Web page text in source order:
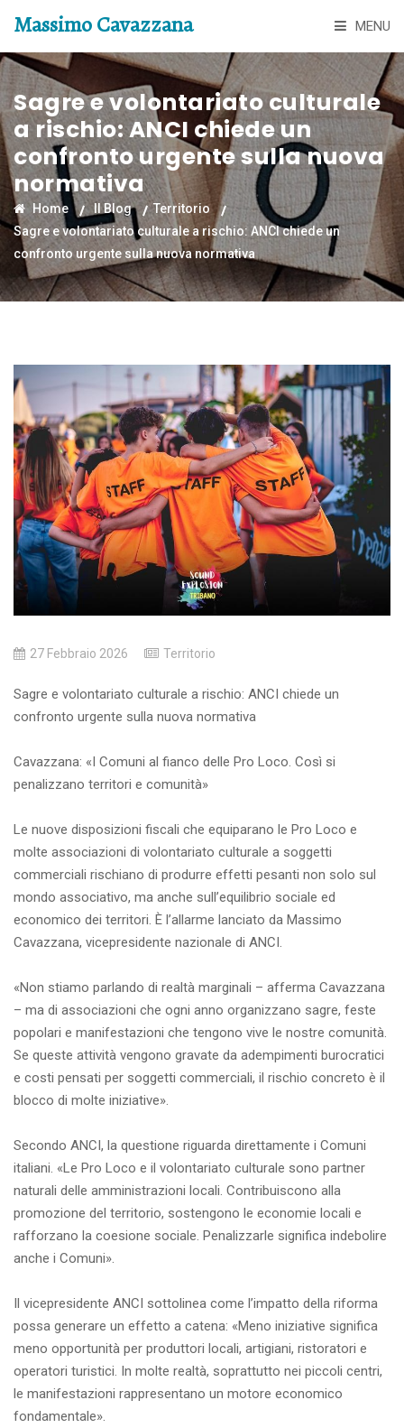
Massimo Cavazzana MENU
Sagre e volontariato culturale
a rischio: ANCI chiede un
confronto urgente sulla nuova
normativa
Home Il Blog
Territorio
Sagre e volontariato culturale a rischio: ANCI chiede un
confronto urgente sulla nuova normativa
27 Febbraio 2026 Territorio
Sagre e volontariato culturale a rischio: ANCI chiede un
confronto urgente sulla nuova normativa
Cavazzana: «I Comuni al fianco delle Pro Loco. Così si
penalizzano territori e comunità»
Le nuove disposizioni fiscali che equiparano le Pro Loco e
molte associazioni di volontariato culturale a soggetti
commerciali rischiano di produrre effetti pesanti non solo sul
mondo associativo, ma anche sull’equilibrio sociale ed
economico dei territori. È l’allarme lanciato da Massimo
Cavazzana, vicepresidente nazionale di ANCI.
«Non stiamo parlando di realtà marginali – afferma Cavazzana
– ma di associazioni che ogni anno organizzano sagre, feste
popolari e manifestazioni che tengono vive le nostre comunità.
Se queste attività vengono gravate da adempimenti burocratici
e costi pensati per soggetti commerciali, il rischio concreto è il
blocco di molte iniziative».
Secondo ANCI, la questione riguarda direttamente i Comuni
italiani. «Le Pro Loco e il volontariato culturale sono partner
naturali delle amministrazioni locali. Contribuiscono alla
promozione del territorio, sostengono le economie locali e
rafforzano la coesione sociale. Penalizzarle significa indebolire
anche i Comuni».
Il vicepresidente ANCI sottolinea come l’impatto della riforma
possa generare un effetto a catena: «Meno iniziative significa
meno opportunità per produttori locali, artigiani, ristoratori e
operatori turistici. In molte realtà, soprattutto nei piccoli centri,
le manifestazioni rappresentano un motore economico
fondamentale».